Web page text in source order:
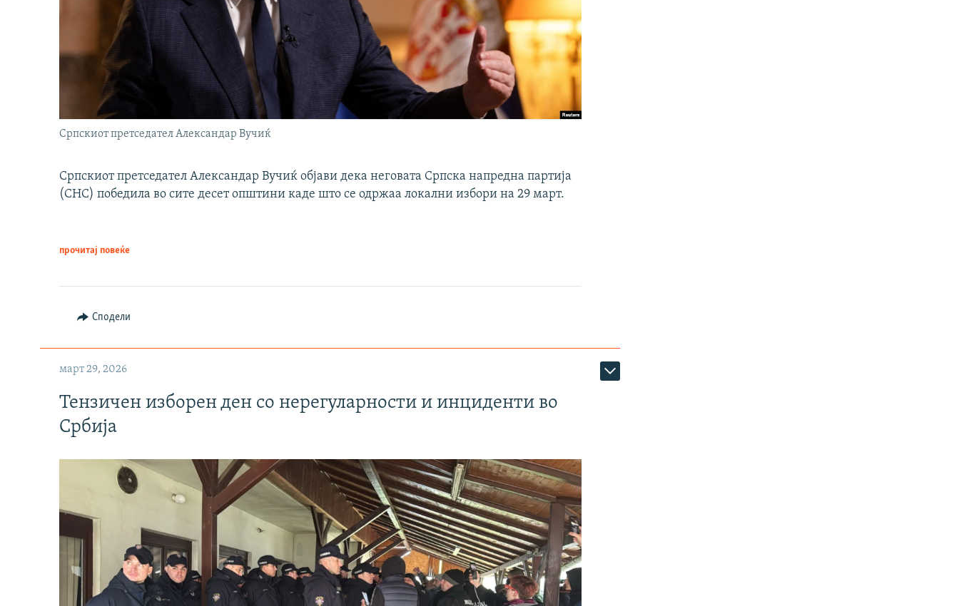
Српскиот претседател Александар Вучиќ
Српскиот претседател Александар Вучиќ објави дека неговата Српска напредна партија
(СНС) победила во сите десет општини каде што се одржаа локални избори на 29 март.
прочитај повеќе
Сподели
март 29, 2026
Тензичен изборен ден со нерегуларности и инциденти во
Србија